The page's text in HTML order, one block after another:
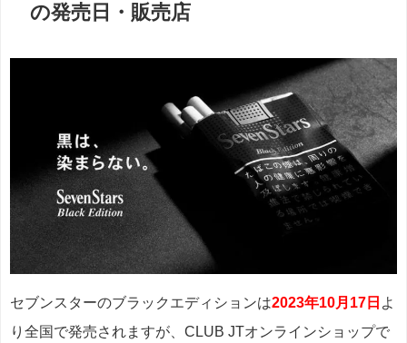
の発売日・販売店
セブンスターのブラックエディションは2023年10月17日 よ
り全国で発売されますが、CLUB JTオンラインショップで